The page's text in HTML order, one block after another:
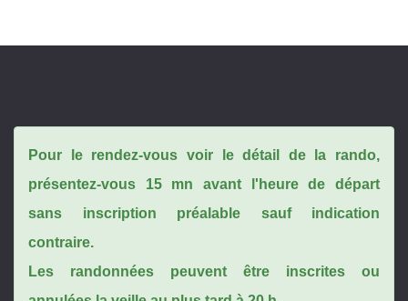
Pour le rendez-vous voir le détail de la rando,
présentez-vous 15 mn avant l'heure de départ
sans inscription préalable sauf indication
contraire.
Les randonnées peuvent être inscrites ou